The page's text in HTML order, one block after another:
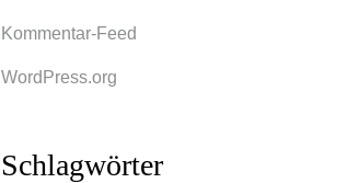
Kommentar-Feed
WordPress.org
Schlagwörter